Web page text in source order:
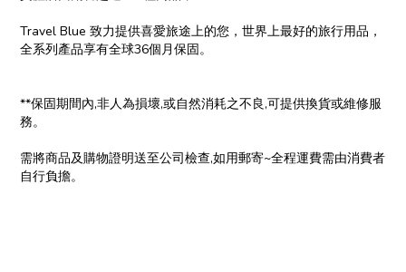
Travel Blue 致力提供喜愛旅途上的您，世界上最好的旅行用品，
全系列產品享有全球36個月保固。
**保固期間內,非人為損壞,或自然消耗之不良,可提供換貨或維修服
務。
需將商品及購物證明送至公司檢查,如用郵寄~全程運費需由消費者
自行負擔。